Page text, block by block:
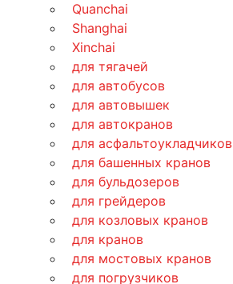
Quanchai
Shanghai
Xinchai
для тягачей
для автобусов
для автовышек
для автокранов
для асфальтоукладчиков
для башенных кранов
для бульдозеров
для грейдеров
для козловых кранов
для кранов
для мостовых кранов
для погрузчиков